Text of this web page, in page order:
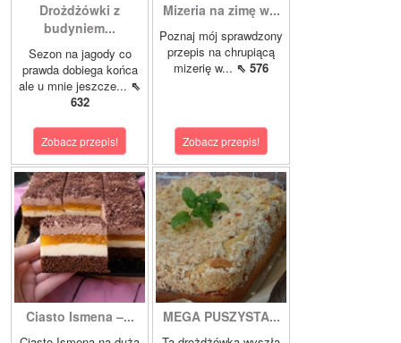
Drożdżówki z
budyniem...
Sezon na jagody co
prawda dobiega końca
ale u mnie jeszcze... ⇖
632
Zobacz przepis!
Mizeria na zimę w...
Poznaj mój sprawdzony
przepis na chrupiącą
mizerię w... ⇖ 576
Zobacz przepis!
Ciasto Ismena –... MEGA PUSZYSTA...